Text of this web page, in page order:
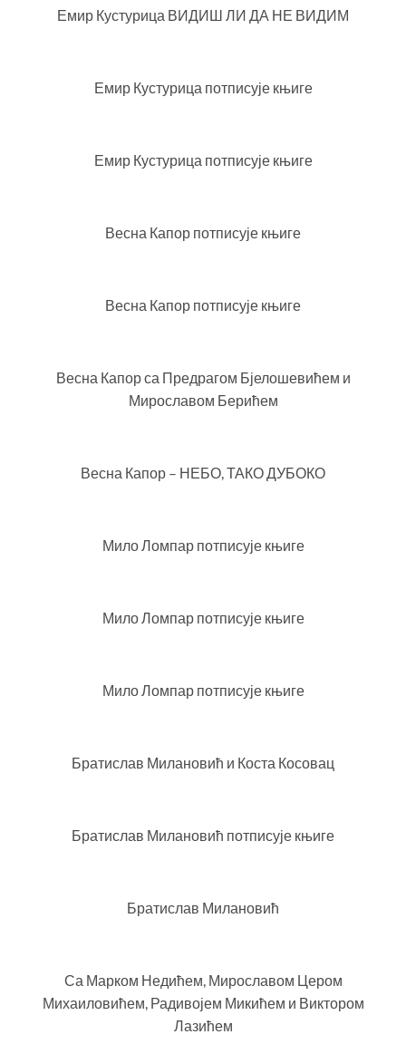
Емир Кустурица ВИДИШ ЛИ ДА НЕ ВИДИМ
Емир Кустурица потписује књиге
Емир Кустурица потписује књиге
Весна Капор потписује књиге
Весна Капор потписује књиге
Весна Капор са Предрагом Бјелошевићем и
Мирославом Берићем
Весна Капор – НЕБО, ТАКО ДУБОКО
Мило Ломпар потписује књиге
Мило Ломпар потписује књиге
Мило Ломпар потписује књиге
Братислав Милановић и Коста Косовац
Братислав Милановић потписује књиге
Братислав Милановић
Са Марком Недићем, Мирославом Цером
Михаиловићем, Радивојем Микићем и Виктором
Лазићем